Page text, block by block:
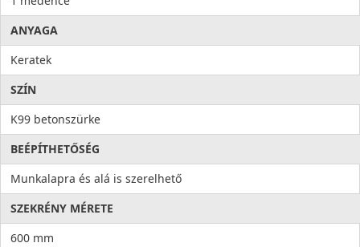
ANYAGA
Keratek
SZÍN
K99 betonszürke
BEÉPÍTHETŐSÉG
Munkalapra és alá is szerelhető
SZEKRÉNY MÉRETE
600 mm